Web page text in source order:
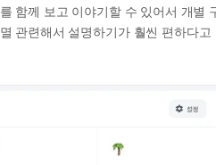
함께 보고 이야기할 수 있어서 개별
관련해서 설명하기가 훨씬 편하다고